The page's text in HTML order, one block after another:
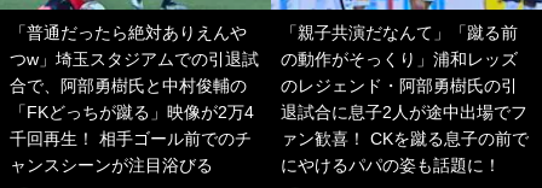
「普通だったら絶対ありえんや
つw」埼玉スタジアムでの引退試
合で、阿部勇樹氏と中村俊輔の
「FKどっちが蹴る」映像が2万4
千回再生！ 相手ゴール前でのチ
ャンスシーンが注目浴びる
「親子共演だなんて」「蹴る前
の動作がそっくり」浦和レッズ
のレジェンド・阿部勇樹氏の引
退試合に息子2人が途中出場でフ
ァン歓喜！ CKを蹴る息子の前で
にやけるパパの姿も話題に！